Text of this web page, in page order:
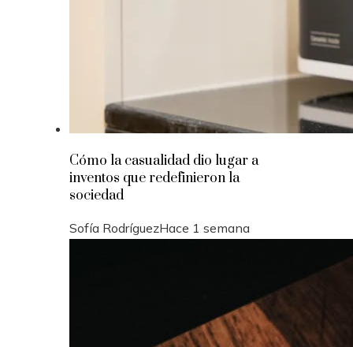
Cómo la casualidad dio lugar a
inventos que redefinieron la
sociedad
Sofía RodríguezHace 1 semana